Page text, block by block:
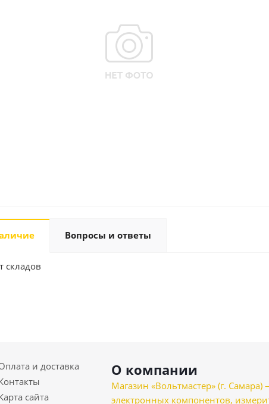
Вопросы и ответы
складов
и доставка
сайта
О компании
Магазин «Вольтмастер» (г.
электронных компонентов,